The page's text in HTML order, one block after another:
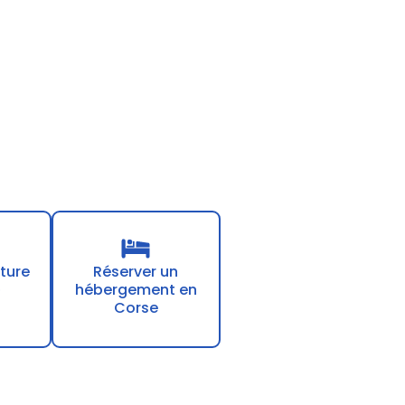
Réserver un
hébergement en
Corse